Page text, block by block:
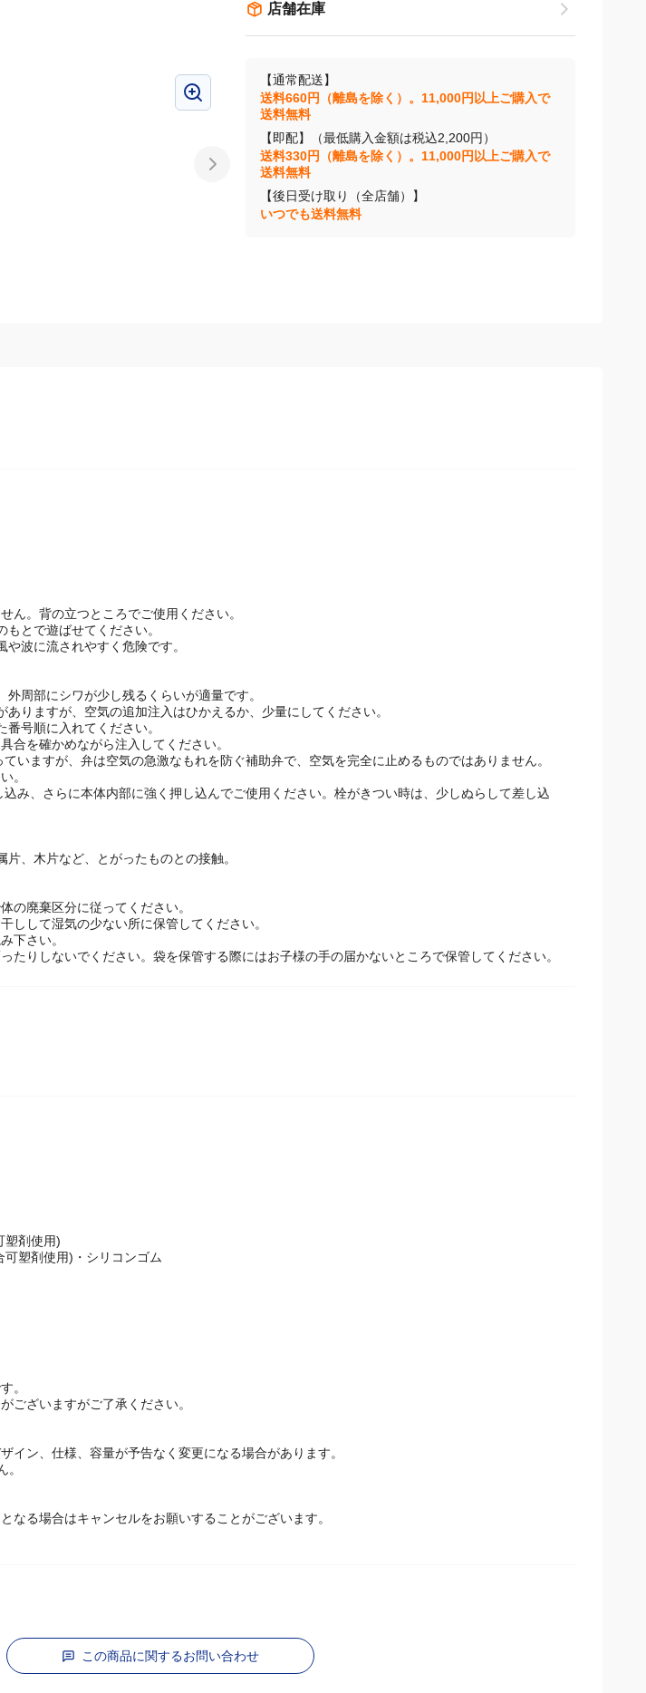
店舗在庫
【通常配送】
送料660円（離島を除く）。11,000円以上ご購入で
送料無料
【即配】（最低購入金額は税込2,200円）
送料330円（離島を除く）。11,000円以上ご購入で
送料無料
【後日受け取り（全店舗）】
いつでも送料無料
ん。背の立つところでご使用ください。
とで遊ばせてください。
波に流されやすく危険です。
周部にシワが少し残るくらいが適量です。
りますが、空気の追加注入はひかえるか、少量にしてください。
号順に入れてください。
合を確かめながら注入してください。
いますが、弁は空気の急激なもれを防ぐ補助弁で、空気を完全に止めるものではありません。
。
み、さらに本体内部に強く押し込んでご使用ください。栓がきつい時は、少しぬらして差し込
、木片など、とがったものとの接触。
の廃棄区分に従ってください。
して湿気の少ない所に保管してください。
下さい。
たりしないでください。袋を保管する際にはお子様の手の届かないところで保管してください。
塑剤使用)
塑剤使用)・シリコンゴム
。
ございますがご了承ください。
イン、仕様、容量が予告なく変更になる場合があります。
なる場合はキャンセルをお願いすることがございます。
この商品に関するお問い合わせ